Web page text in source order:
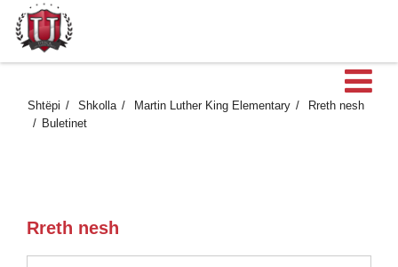
Shtëpi Shkolla Martin Luther King Elementary
Rreth nesh
Buletinet
Rreth nesh